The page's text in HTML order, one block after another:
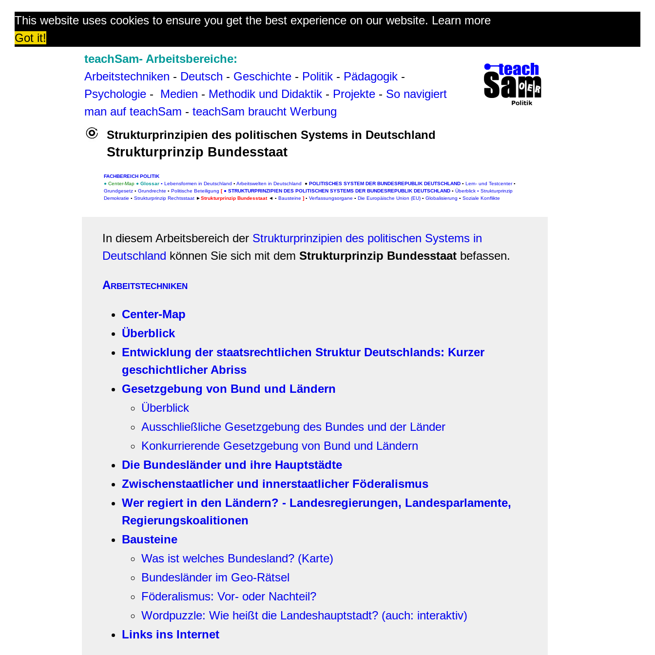
This website uses cookies to ensure you get the best experience on our website. Learn more
Got it!
teachSam- Arbeitsbereiche:
Arbeitstechniken - Deutsch - Geschichte - Politik - Pädagogik -
Psychologie - Medien - Methodik und Didaktik - Projekte - So navigiert
man auf teachSam - teachSam braucht Werbung
Strukturprinzipien des politischen Systems in Deutschland
Strukturprinzip Bundesstaat
FACHBEREICH POLITIK
● Center-Map ● Glossar ▪ Lebensformen in Deutschland ▪ Arbeitswelten in Deutschland ● POLITISCHES SYSTEM DER BUNDESREPUBLIK DEUTSCHLAND ▪ Lern- und Testcenter▪
Grundgesetz ▪ Grundrechte ▪ Politische Beteiligung [ ● STRUKTURPRINZIPIEN DES POLITISCHEN SYSTEMS DER BUNDESREPUBLIK DEUTSCHLAND ▪ Überblick ▪ Strukturprinzip
Demokratie ▪ Strukturprinzip Rechtsstaat ►Strukturprinzip Bundesstaat◄ ▪ Bausteine ] ▪ Verfassungsorgane ▪ Die Europäische Union (EU) ▪ Globalisierung ▪ Soziale Konflikte
In diesem Arbeitsbereich der Strukturprinzipien des politischen Systems in
Deutschland können Sie sich mit dem Strukturprinzip Bundesstaat befassen.
Arbeitstechniken
Center-Map
Überblick
Entwicklung der staatsrechtlichen Struktur Deutschlands: Kurzer
geschichtlicher Abriss
Gesetzgebung von Bund und Ländern
Überblick
Ausschließliche Gesetzgebung des Bundes und der Länder
Konkurrierende Gesetzgebung von Bund und Ländern
Die Bundesländer und ihre Hauptstädte
Zwischenstaatlicher und innerstaatlicher Föderalismus
Wer regiert in den Ländern? - Landesregierungen, Landesparlamente,
Regierungskoalitionen
Bausteine
Was ist welches Bundesland? (Karte)
Bundesländer im Geo-Rätsel
Föderalismus: Vor- oder Nachteil?
Wordpuzzle: Wie heißt die Landeshauptstadt? (auch: interaktiv)
Links ins Internet